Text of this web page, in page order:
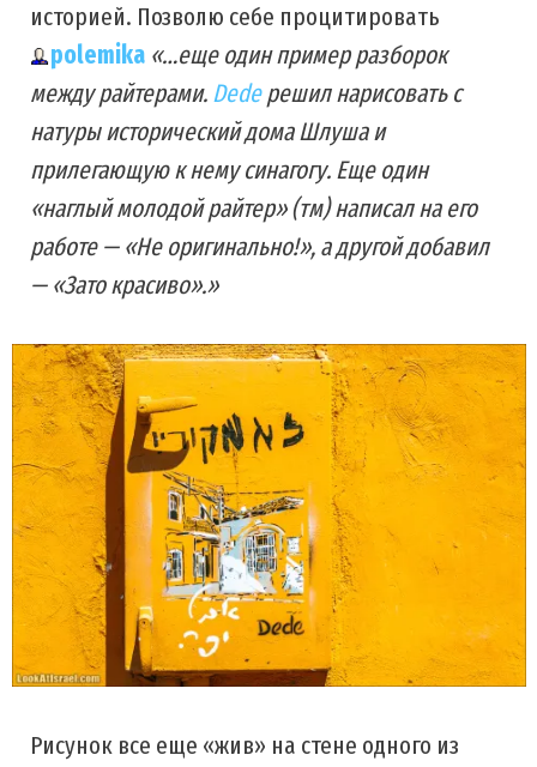
историей. Позволю себе процитировать
polemika «…еще один пример разборок
между райтерами.Dedeрешил нарисовать с
натуры исторический дома Шлуша и
прилегающую к нему синагогу. Еще один
«наглый молодой райтер» (тм) написал на его
работе — «Не оригинально!», а другой добавил
— «Зато красиво».»
Рисунок все еще «жив» на стене одного из